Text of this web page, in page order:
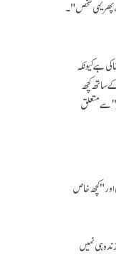
پھر یہی شخص "۔
ہے کیونکہ
ساتھ کچھ
سے متعلق
اور "کچھ خاص
ہی نہیں